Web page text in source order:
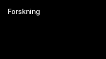
Forskning